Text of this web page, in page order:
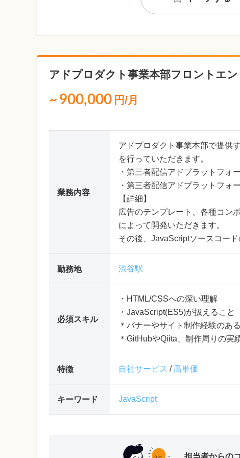
アドプロダクト事業本部フロントエ
~ 900,000 円/月
業務内容
アドプロダクト事業本部で提供
を行っていただきます。
・第三者配信アドプラットフォ
・第三者配信アドプラットフォ
【詳細】
広告のテンプレート、各種コン
によって開発いただきます。
その後、JavaScriptソースコー
勤務地 渋谷駅
必須スキル
・HTML/CSSへの深い理解
・JavaScript(ES5)が扱えること
＊バナーやサイト制作経験のあ
＊GitHubやQiita、制作周りの実
特徴 自社サービス /高単価
キーワード JavaScript
担当者からの